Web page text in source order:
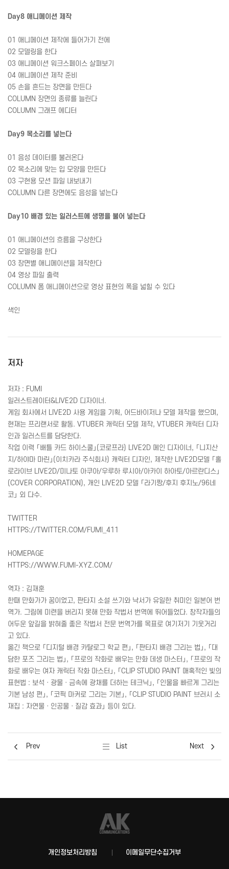
Day8 애니메이션 제작
01 애니메이션 제작에 들어가기 전에
02 모델링을 한다
03 애니메이션 워크스페이스 살펴보기
04 애니메이션 제작 준비
05 손을 흔드는 장면을 만든다
COLUMN 장면의 종류를 늘린다
COLUMN 그래프 에디터
Day9 목소리를 넣는다
01 음성 데이터를 불러온다
02 목소리에 맞는 입 모양을 만든다
03 구현용 모션 파일 내보내기
COLUMN 다른 장면에도 음성을 넣는다
Day10 배경 있는 일러스트에 생명을 불어 넣는다
01 애니메이션의 흐름을 구상한다
02 모델링을 한다
03 장면별 애니메이션을 제작한다
04 영상 파일 출력
COLUMN 폼 애니메이션으로 영상 표현의 폭을 넓힐 수 있다
색인
저자
저자 : FUMI
일러스트레이터&LIVE2D 디자이너.
게임 회사에서 LIVE2D 사용 게임을 기획, 어드바이저나 모델 제작을 했으며,
현재는 프리랜서로 활동. VTUBER 캐릭터 모델 제작, VTUBER 캐릭터 디자
인과 일러스트를 담당한다.
작업 이력 「배틀 카드 하이스쿨」(코로프라) LIVE2D 메인 디자이너, 「니지산
지/하야마 마린」(이치카라 주식회사) 캐릭터 디자인, 제작한 LIVE2D모델 「홀
로라이브 LIVE2D/미나토 아쿠아/우루하 루시아/아카이 하아토/아르란디스」
(COVER CORPORATION ), 개인 LIVE2D 모델 「라기짱/후지 후지노/96네
코」 외 다수.
TWITTER
HTTPS:// TWITTER.COM/FUMI _411
HOMEPAGE
HTTPS://WWW. FUMI -XYZ.COM/
역자 : 김재훈
한때 만화가가 꿈이었고, 판타지 소설 쓰기와 낙서가 유일한 취미인 일본어 번
역가. 그림에 미련을 버리지 못해 만화 작법서 번역에 뛰어들었다. 창작자들의
어두운 앞길을 밝혀줄 좋은 작법서 전문 번역가를 목표로 여기저기 기웃거리
고 있다.
옮긴 책으로 「디지털 배경 카탈로그 학교 편」, 「판타지 배경 그리는 법」, 「대
담한 포즈 그리는 법」, 「프로의 작화로 배우는 만화 데생 마스터」, 「프로의 작
화로 배우는 여자 캐릭터 작화 마스터」, 「 CLIP STUDIO PAINT
매혹적인 빛의
표현법 : 보석ㆍ광물ㆍ금속에 광채를 더하는 테크닉」, 「인물을 빠르게 그리는
기본 남성 편」, 「코픽 마커로 그리는 기본」, 「 CLIP STUDIO PAINT
브러시 소
재집 : 자연물ㆍ인공물ㆍ질감 효과」 등이 있다.
Prev List Next
개인정보처리방침 이메일무단수집거부